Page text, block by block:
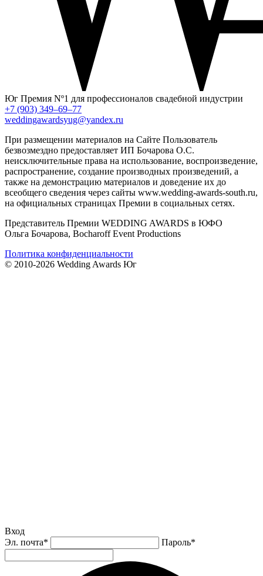
Юг Премия Nº1 для профессионалов свадебной индустрии
+7 (903) 349–69–77
weddingawardsyug@yandex.ru
При размещении материалов на Сайте Пользователь
безвозмездно предоставляет ИП Бочарова О.С.
неисключительные права на использование, воспроизведение,
распространение, создание производных произведений, а
также на демонстрацию материалов и доведение их до
всеобщего сведения через сайты www.wedding-awards-south.ru,
на официальных страницах Премии в социальных сетях.
Представитель Премии WEDDING AWARDS в ЮФО
Ольга Бочарова, Bocharoff Event Productions
Политика конфиденциальности
© 2010-2026 Wedding Awards Юг
Вход
Эл. почта* Пароль*